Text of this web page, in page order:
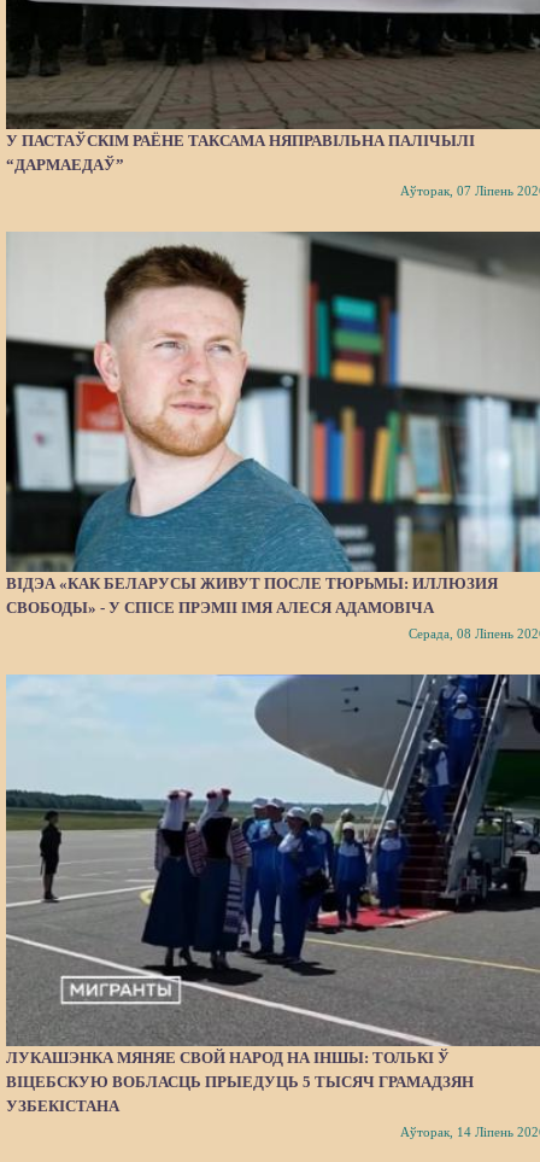
У ПАСТАЎСКІМ РАЁНЕ ТАКСАМА НЯПРАВІЛЬНА ПАЛІЧЫЛІ
“ДАРМАЕДАЎ”
Аўторак, 07 Ліпень
ВІДЭА «КАК БЕЛАРУСЫ ЖИВУТ ПОСЛЕ ТЮРЬМЫ: ИЛЛЮЗИЯ
СВОБОДЫ» - У СПІСЕ ПРЭМІІ ІМЯ АЛЕСЯ АДАМОВІЧА
Серада, 08 Ліпень
ЛУКАШЭНКА МЯНЯЕ СВОЙ НАРОД НА ІНШЫ: ТОЛЬКІ Ў
ВІЦЕБСКУЮ ВОБЛАСЦЬ ПРЫЕДУЦЬ 5 ТЫСЯЧ ГРАМАДЗЯН
УЗБЕКІСТАНА
Аўторак, 14 Ліпень